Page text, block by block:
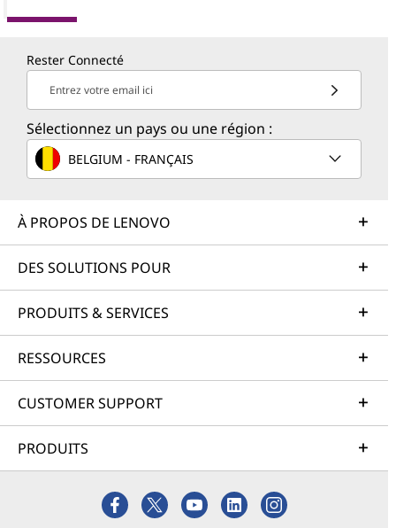
Rester Connecté
Entrez votre email ici
Sélectionnez un pays ou une région :
BELGIUM - FRANÇAIS
À PROPOS DE LENOVO
DES SOLUTIONS POUR
PRODUITS & SERVICES
RESSOURCES
CUSTOMER SUPPORT
PRODUITS